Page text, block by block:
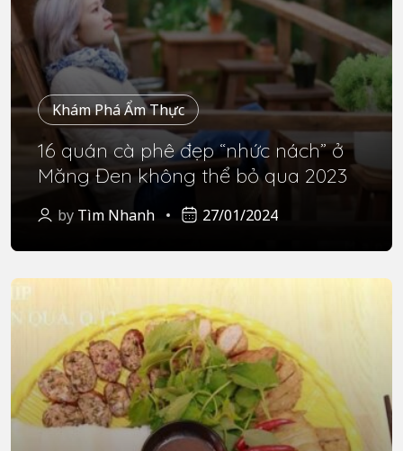
Khám Phá Ẩm Thực
16 quán cà phê đẹp “nhức nách” ở
Măng Đen không thể bỏ qua 2023
by Tìm Nhanh 27/01/2024